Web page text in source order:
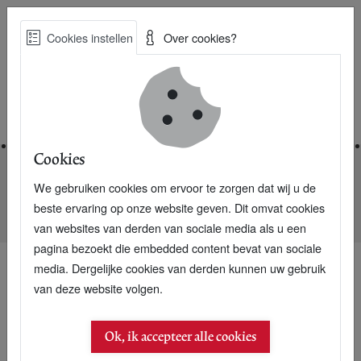
Skip
Best Practices voor een duurzame toekomst
Nieuwsarchief
Onze Heksenboom straks Tree of Europe?
07 februari 2020
Onze Heksenboom
Cookies instellen Over cookies?
Cookies
We gebruiken cookies om ervoor te zorgen dat wij u de
beste ervaring op onze website geven. Dit omvat cookies
van websites van derden van sociale media als u een
pagina bezoekt die embedded content bevat van sociale
media. Dergelijke cookies van derden kunnen uw gebruik
van deze website volgen.
Ok, ik accepteer alle cookies